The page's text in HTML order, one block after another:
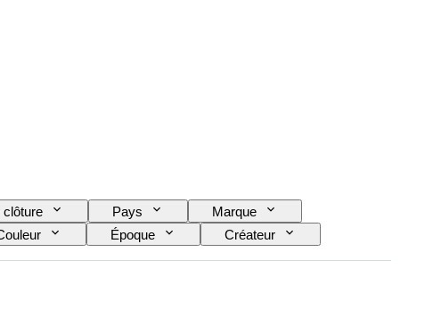
clôture Pays
Marque
Époque Créateur